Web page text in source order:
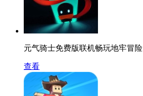
元气骑士免费版联机畅玩地牢冒险
查看